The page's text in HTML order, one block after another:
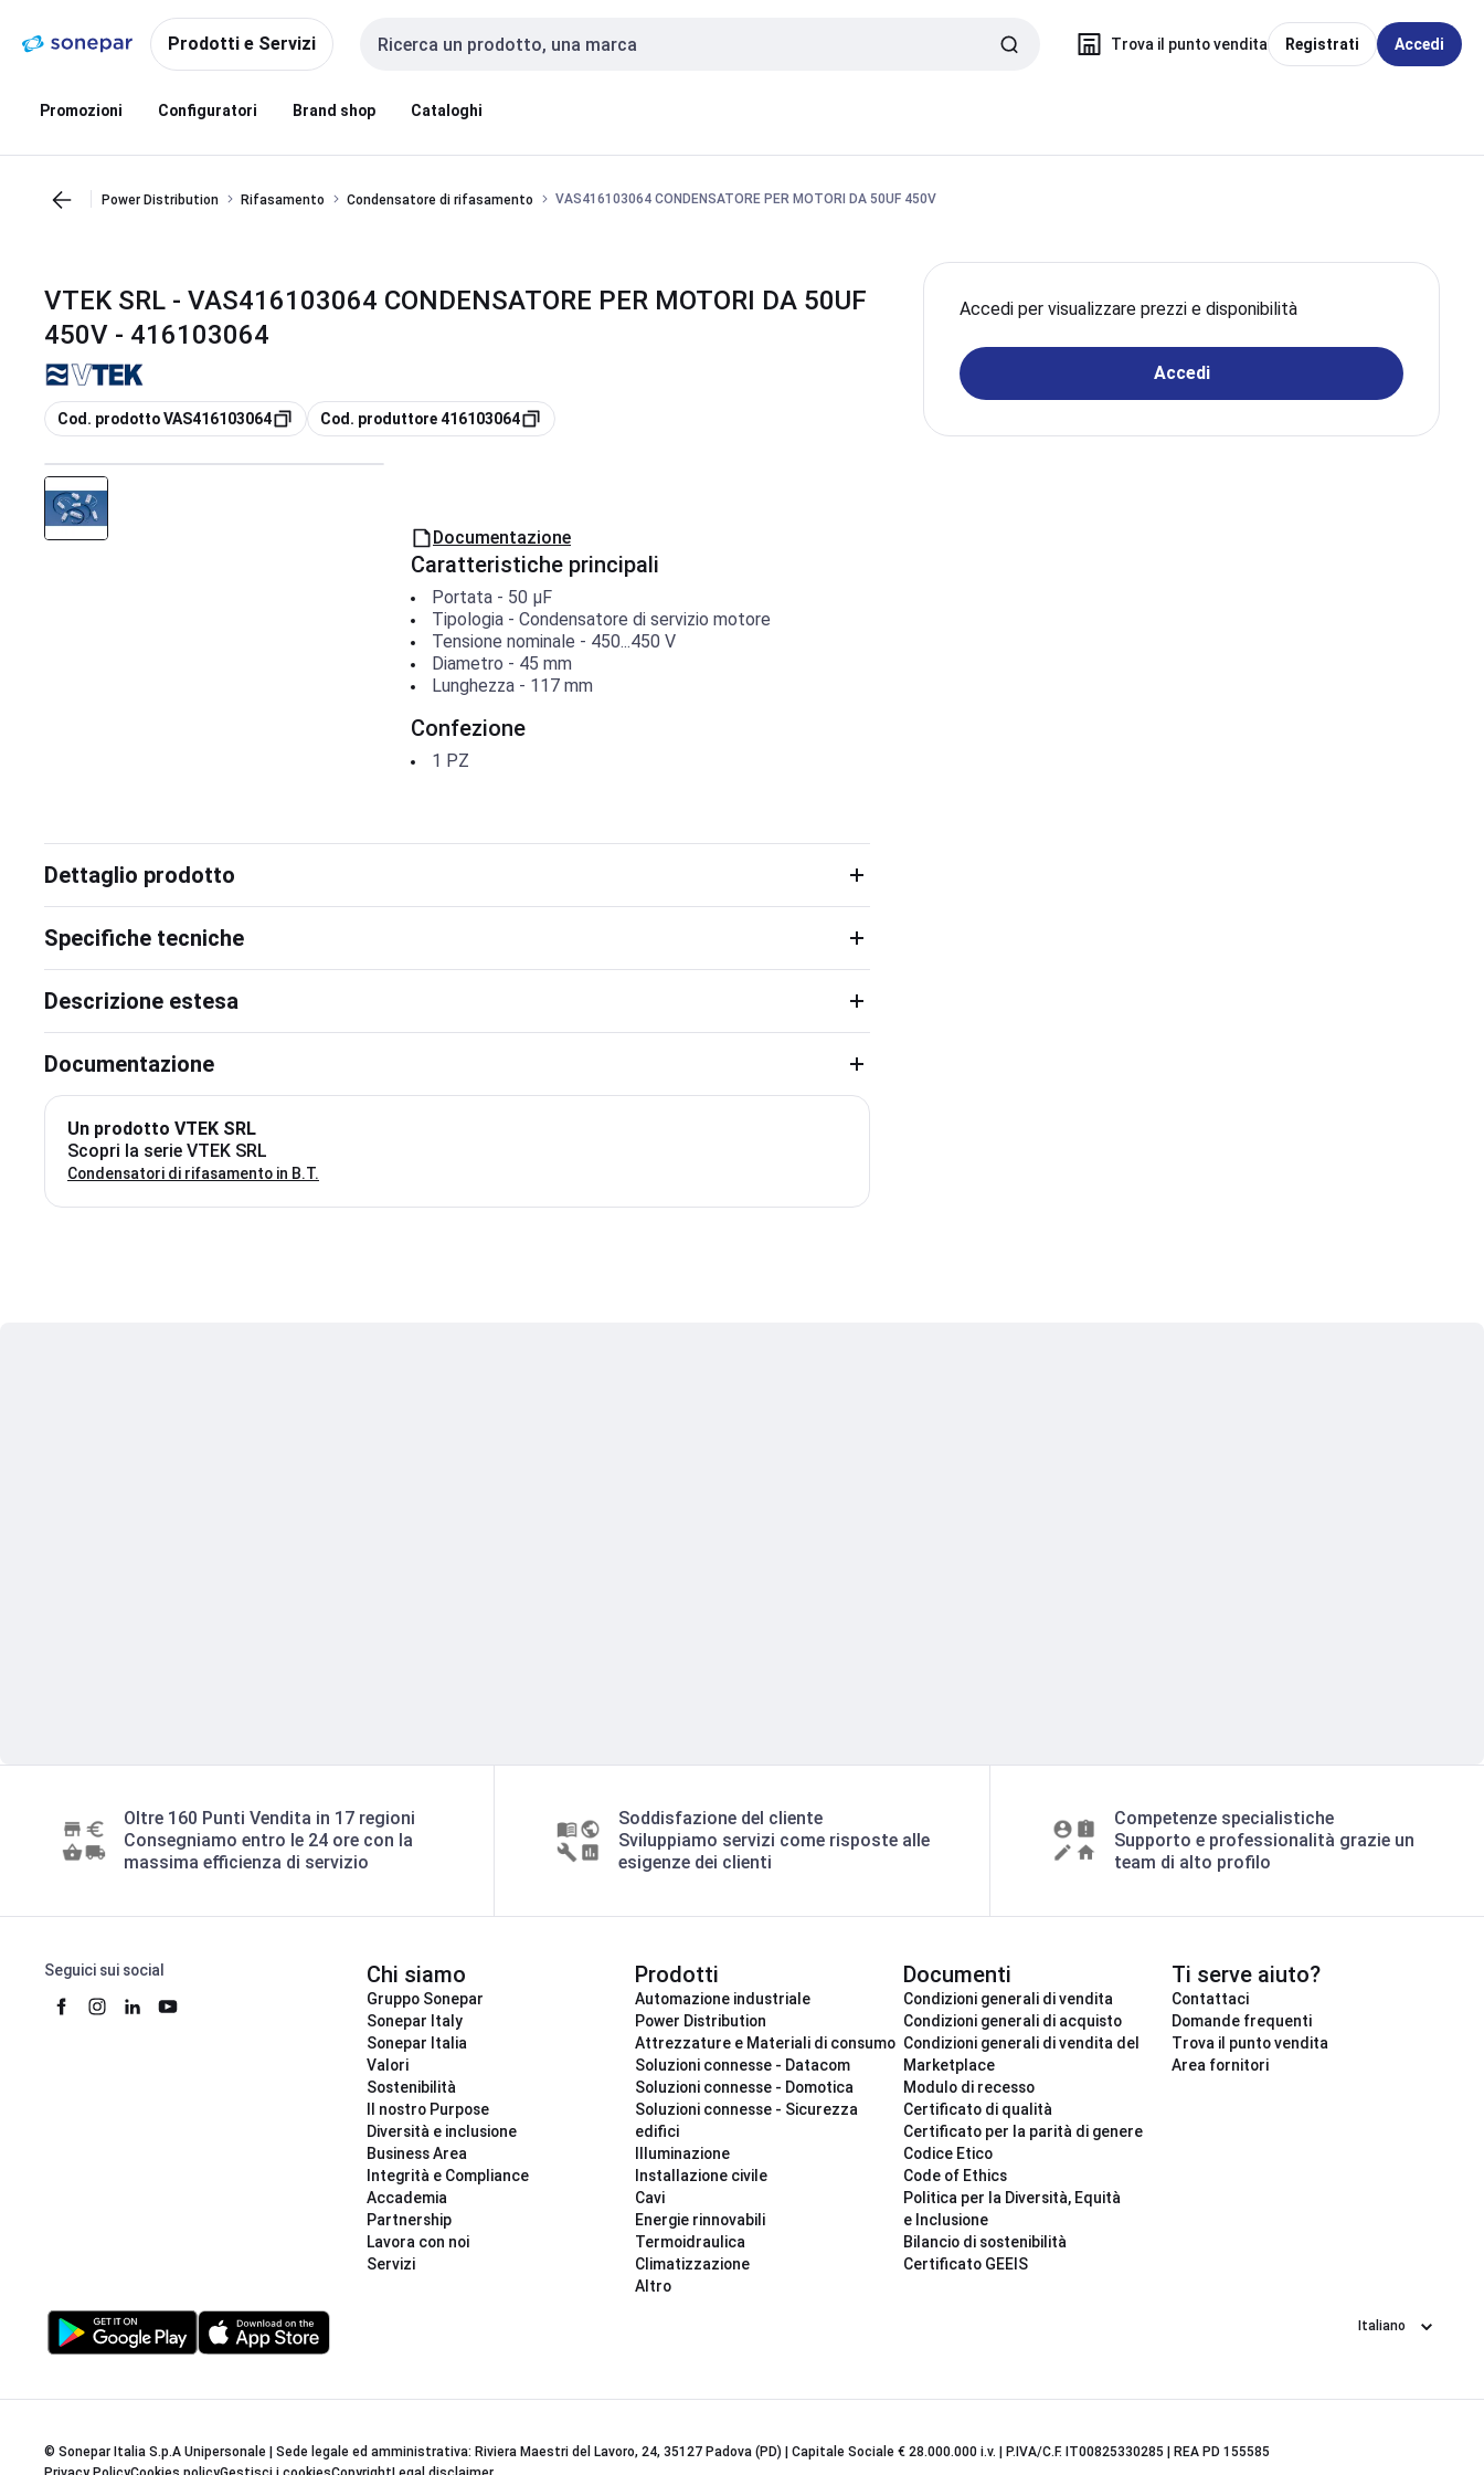
navigazionealla
Prodotti e Servizi
Cerca input
Trova il punto vendita Registrati Accedi
Promozioni Configuratori Brand shop Cataloghi
Power Distribution Rifasamento Condensatore di rifasamento VAS416103064 CONDENSATORE PER MOTORI DA 50UF 450V
VTEK SRL - VAS416103064 CONDENSATORE PER MOTORI DA 50UF
450V - 416103064
copia
Cod. prodotto VAS416103064 copia
Cod. produttore 416103064
Accedi per visualizzare prezzi e disponibilità
Accedi
Documentazione
Caratteristiche principali
Portata- 50 µF
Tipologia- Condensatore di servizio motore
Tensione nominale - 450...450 V
Diametro - 45 mm
Lunghezza- 117 mm
Confezione
1 PZ
Dettaglio prodotto
Specifiche tecniche
Descrizione estesa
Documentazione
Un prodotto VTEK SRL
Scopri la serie VTEK SRL
Condensatori di rifasamento in B.T.
Oltre 160 Punti Vendita in 17 regioni
Consegniamo entro le 24 ore con la
massima efficienza di servizio
Soddisfazione del cliente
Sviluppiamo servizi come risposte alle
esigenze dei clienti
Competenze specialistiche
Supporto e professionalità grazie un
team di alto profilo
Seguici sui social Chi siamo
Gruppo Sonepar
Sonepar Italy
Sonepar Italia
Valori
Sostenibilità
Il nostro Purpose
Diversità e inclusione
Business Area
Integrità e Compliance
Accademia
Partnership
Lavora con noi
Servizi
Prodotti
Automazione industriale
Power Distribution
Attrezzature e Materiali di consumo
Soluzioni connesse - Datacom
Soluzioni connesse - Domotica
Soluzioni connesse - Sicurezza
edifici
Illuminazione
Installazione civile
Cavi
Energie rinnovabili
Termoidraulica
Climatizzazione
Altro
Documenti
Condizioni generali di vendita
Condizioni generali di acquisto
Condizioni generali di vendita del
Marketplace
Modulo di recesso
Certificato di qualità
Certificato per la parità di genere
Codice Etico
Code of Ethics
Politica per la Diversità, Equità
e Inclusione
Bilancio di sostenibilità
Certificato GEEIS
Ti serve aiuto?
Contattaci
Domande frequenti
Trova il punto vendita
Area fornitori
Lingua
© Sonepar Italia S.p.A Unipersonale | Sede legale ed amministrativa: Riviera Maestri del Lavoro, 24, 35127 Padova (PD) | Capitale Sociale € 28.000.000 i.v. | P.IVA/C.F. IT00825330285 | REA PD 155585